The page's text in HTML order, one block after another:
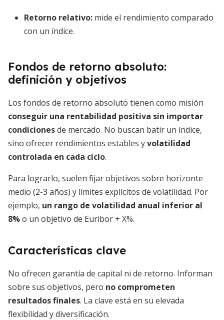
Retorno relativo: mide el rendimiento comparado
con un índice.
Fondos de retorno absoluto:
definición y objetivos
Los fondos de retorno absoluto tienen como misión
conseguir una rentabilidad positiva sin importar
condicionesde mercado. No buscan batir un índice,
sino ofrecer rendimientos estables yvolatilidad
controlada en cada ciclo.
Para lograrlo, suelen fijar objetivos sobre horizonte
medio (2-3 años) y límites explícitos de volatilidad. Por
ejemplo, un rango de volatilidad anual inferior al
8%o un objetivo de Euribor + X%.
Características clave
No ofrecen garantía de capital ni de retorno. Informan
sobre sus objetivos, pero no comprometen
resultados finales. La clave está en su elevada
flexibilidad y diversificación.